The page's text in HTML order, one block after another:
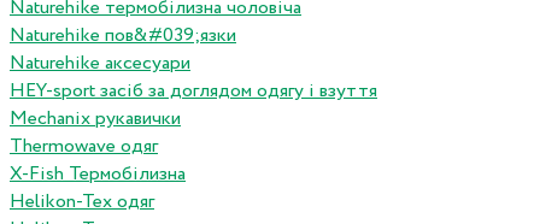
Naturehike термобілизна чоловіча
Naturehike пов&#039;язки
Naturehike аксесуари
HEY-sport засіб за доглядом одягу і взуття
Mechanix рукавички
Thermowave одяг
X-Fish Термобілизна
Helikon-Tex одяг